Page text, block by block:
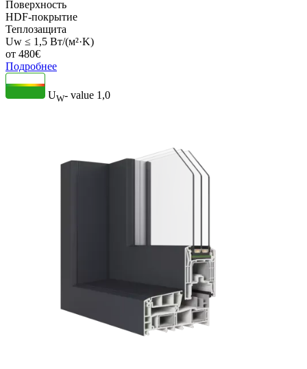
Поверхность
HDF-покрытие
Теплозащита
Uw ≤ 1,5 Вт/(м²·K)
от 480€
Подробнее
UW- value 1,0